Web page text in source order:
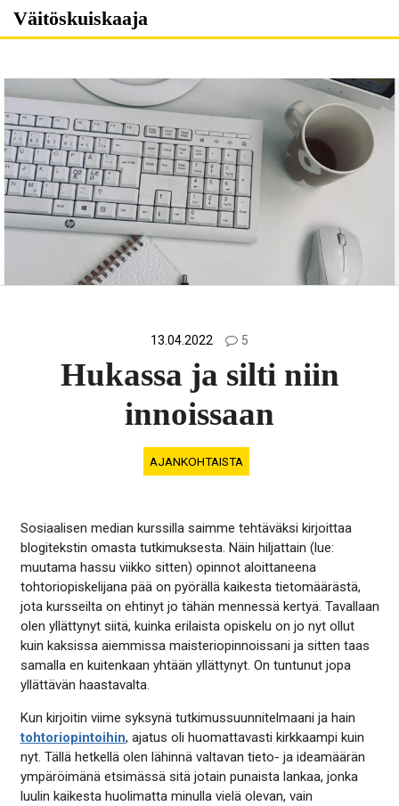
Skip
Väitöskuiskaaja
13.04.2022 5
Hukassa ja silti niin
innoissaan
AJANKOHTAISTA
Sosiaalisen median kurssilla saimme tehtäväksi kirjoittaa
blogitekstin omasta tutkimuksesta. Näin hiljattain (lue:
muutama hassu viikko sitten) opinnot aloittaneena
tohtoriopiskelijana pää on pyörällä kaikesta tietomäärästä,
jota kursseilta on ehtinyt jo tähän mennessä kertyä. Tavallaan
olen yllättynyt siitä, kuinka erilaista opiskelu on jo nyt ollut
kuin kaksissa aiemmissa maisteriopinnoissani ja sitten taas
samalla en kuitenkaan yhtään yllättynyt. On tuntunut jopa
yllättävän haastavalta.
Kun kirjoitin viime syksynä tutkimussuunnitelmaani ja hain
tohtoriopintoihin, ajatus oli huomattavasti kirkkaampi kuin
nyt. Tällä hetkellä olen lähinnä valtavan tieto- ja ideamäärän
ympäröimänä etsimässä sitä jotain punaista lankaa, jonka
luulin kaikesta huolimatta minulla vielä olevan, vain